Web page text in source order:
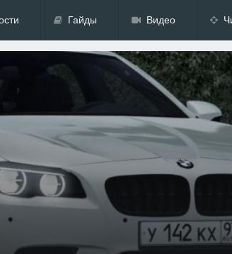
Гайды Видео